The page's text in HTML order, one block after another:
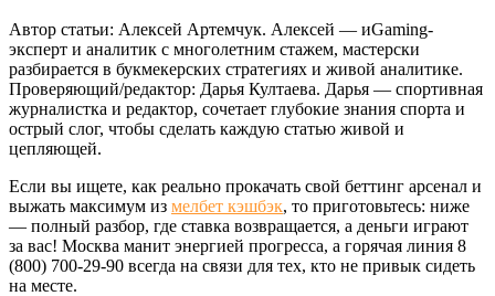
Автор статьи: Алексей Артемчук. Алексей — иGaming-
эксперт и аналитик с многолетним стажем, мастерски
разбирается в букмекерских стратегиях и живой аналитике.
Проверяющий/редактор: Дарья Култаева. Дарья — спортивная
журналистка и редактор, сочетает глубокие знания спорта и
острый слог, чтобы сделать каждую статью живой и
цепляющей.
Если вы ищете, как реально прокачать свой беттинг арсенал и
выжать максимум из мелбет кэшбэк, то приготовьтесь: ниже
— полный разбор, где ставка возвращается, а деньги играют
за вас! Москва манит энергией прогресса, а горячая линия 8
(800) 700-29-90 всегда на связи для тех, кто не привык сидеть
на месте.